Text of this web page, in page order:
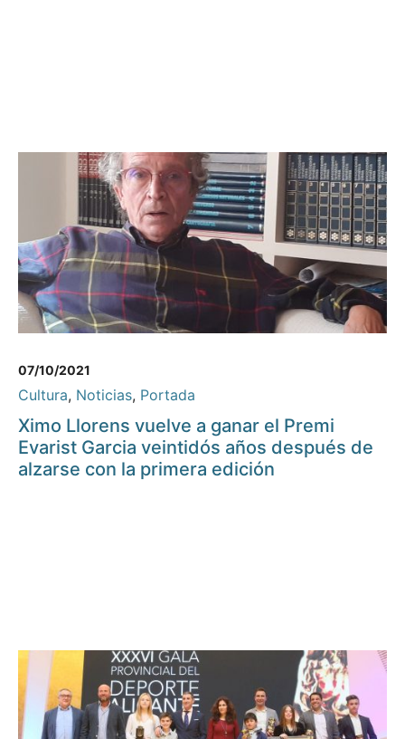
07/10/2021
Cultura, Noticias, Portada
Ximo Llorens vuelve a ganar el Premi
Evarist Garcia veintidós años después de
alzarse con la primera edición